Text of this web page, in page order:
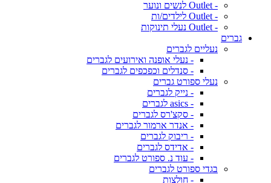
- Outlet לנשים ונוער
- Outlet לילדים/ות
- Outlet נעלי תינוקות
גברים
נעליים לגברים
- נעלי אופנה ואירועים לגברים
- סנדלים וכפכפים לגברים
נעלי ספורט גברים
- נייק לגברים
- asics לגברים
- סקצ'רס לגברים
- אנדר ארמור לגברים
- ריבוק לגברים
- אדידס לגברים
- עוד נ. ספורט לגברים
בגדי ספורט לגברים
- חולצות